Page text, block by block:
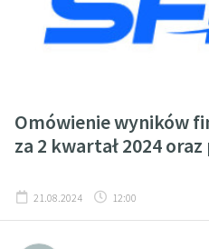
Omówienie wyników
za 2 kwartał 2024
21.08.2024 12:00